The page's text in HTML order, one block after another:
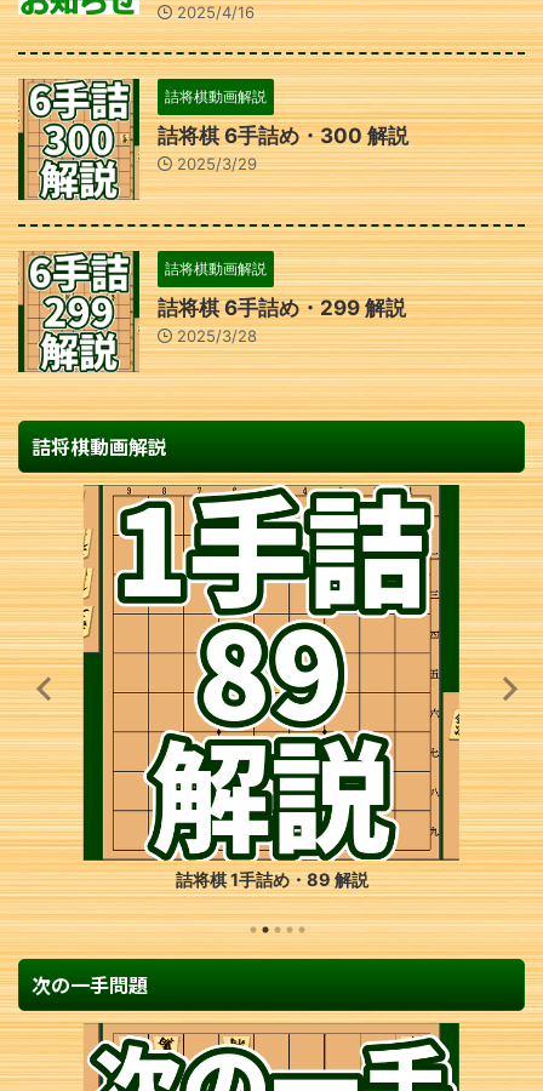
2025/4/16
詰将棋動画解説
詰将棋 6手詰め・300 解説
2025/3/29
詰将棋動画解説
詰将棋 6手詰め・299 解説
2025/3/28
詰将棋動画解説
詰将棋 1手詰め・89 解説
次の一手問題